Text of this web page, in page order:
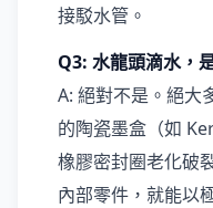
接駁水管。
Q3: 水龍頭滴水，
A: 絕對不是。絕大
的陶瓷墨盒（如
橡膠密封圈老化破
內部零件，就能以